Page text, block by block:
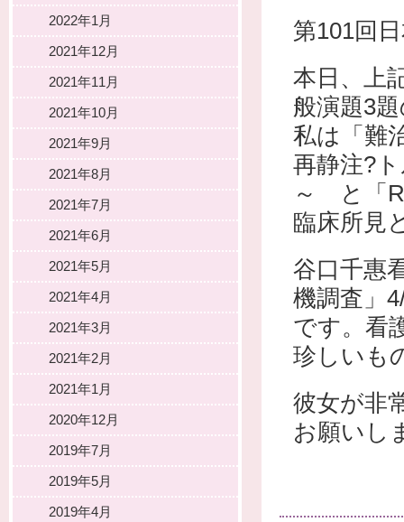
第101回
本日、上
般演題3
私は「難
再静注?
～ と「
臨床所見
谷口千惠
機調査」
です。看
珍しいも
彼女が非
お願いし
2022年1月
2021年12月
2021年11月
2021年10月
2021年9月
2021年8月
2021年7月
2021年6月
2021年5月
2021年4月
2021年3月
2021年2月
2021年1月
2020年12月
2019年7月
2019年5月
2019年4月